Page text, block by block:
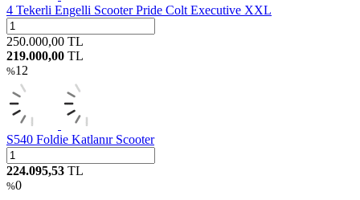
4 Tekerli Engelli Scooter Pride Colt Executive XXL
250.000,00 TL
219.000,00 TL
%12
S540 Foldie Katlanır Scooter
224.095,53 TL
%0